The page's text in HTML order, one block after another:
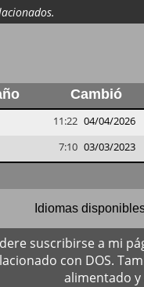
Cambió
11:22 04/04/2026
7:10 03/03/2023
Idiomas
suscribirse a mi
con DOS.
alimentado